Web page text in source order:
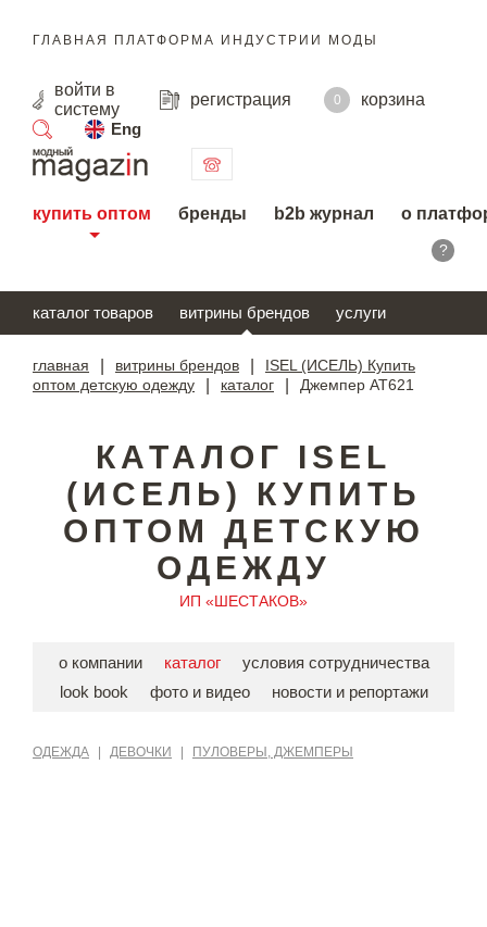
ГЛАВНАЯ ПЛАТФОРМА ИНДУСТРИИ МОДЫ
войти в
систему
регистрация 0
корзина
Eng
поиск
купить оптом бренды b2b журнал о
?
каталог товаров витрины брендов услуги
главная витрины брендов
ISEL (ИСЕЛЬ) Купить
оптом детскую одежду
каталог Джемпер AT621
КАТАЛОГ ISEL
(ИСЕЛЬ) КУПИТЬ
ОПТОМ ДЕТСКУЮ
ОДЕЖДУ
ИП «ШЕСТАКОВ»
о компании каталог
условия сотрудничества
look book
фото и видео новости и репортажи
ОДЕЖДА ДЕВОЧКИ ПУЛОВЕРЫ, ДЖЕМПЕРЫ